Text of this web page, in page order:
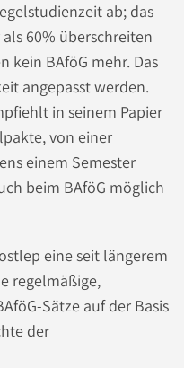
ab; das
60% überschreiten
kein BAföG mehr. Das
angepasst werden.
in seinem Papier
von einer
einem Semester
beim BAföG möglich
eine seit längerem
regelmäßige,
Sätze auf der Basis
der